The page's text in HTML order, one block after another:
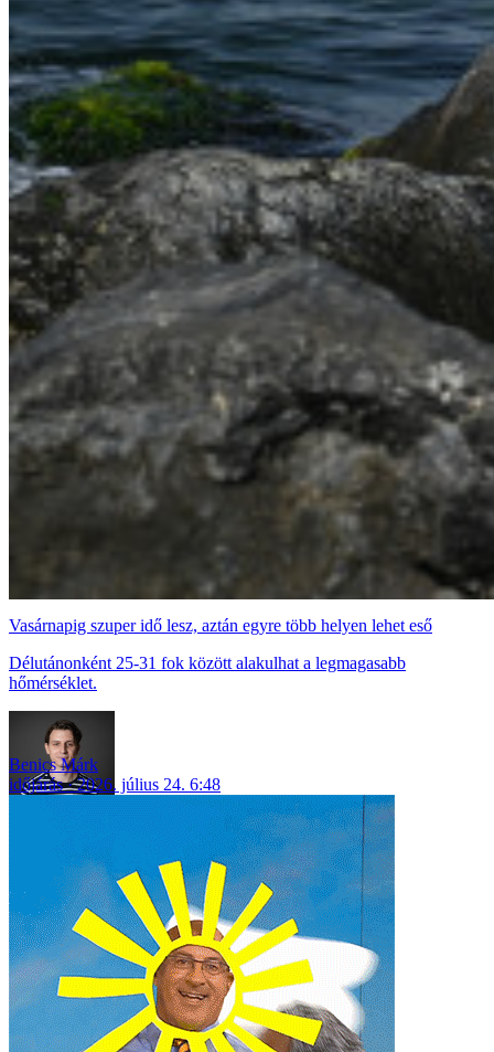
Vasárnapig szuper idő lesz, aztán egyre több helyen lehet eső
Délutánonként 25-31 fok között alakulhat a legmagasabb
hőmérséklet.
Benics Márk
időjárás
2026. július 24. 6:48